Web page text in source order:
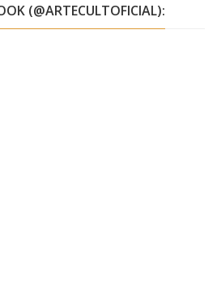
(@ARTECULTOFICIAL):